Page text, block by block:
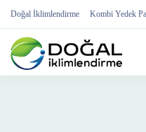
Doğal İklimlendirme Kombi Yedek